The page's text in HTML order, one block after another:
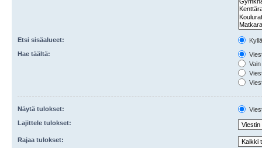
Etsi sisäalueet:
Hae täältä:
Näytä tulokset:
Lajittele tulokset:
Rajaa tulokset: